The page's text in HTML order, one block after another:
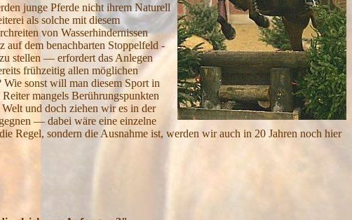
junge Pferde nicht ihrem Naturell
als solche mit diesem
von Wasserhindernissen
auf dem benachbarten Stoppelfeld -
stellen — erfordert das Anlegen
frühzeitig allen möglichen
Wie sonst will man diesem Sport in
mangels Berührungspunkten
und doch ziehen wir es in der
— dabei wäre eine einzelne
Regel, sondern die Ausnahme ist, werden wir auch in 20 Jahren noch hier